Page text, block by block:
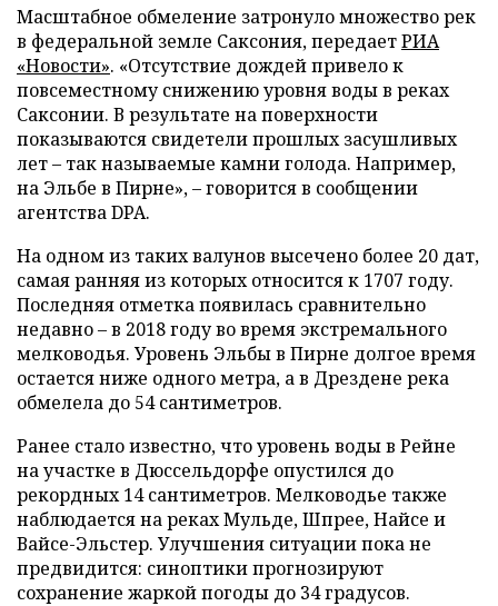
Масштабное обмеление затронуло множество рек
в федеральной земле Саксония, передаетРИА
«Новости». «Отсутствие дождей привело к
повсеместному снижению уровня воды в реках
Саксонии. В результате на поверхности
показываются свидетели прошлых засушливых
лет – так называемые камни голода. Например,
на Эльбе в Пирне», – говорится в сообщении
агентства DPA.
На одном из таких валунов высечено более 20 дат,
самая ранняя из которых относится к 1707 году.
Последняя отметка появилась сравнительно
недавно – в 2018 году во время экстремального
мелководья. Уровень Эльбы в Пирне долгое время
остается ниже одного метра, а в Дрездене река
обмелела до 54 сантиметров.
Ранее стало известно, что уровень воды в Рейне
на участке в Дюссельдорфе опустился до
рекордных 14 сантиметров. Мелководье также
наблюдается на реках Мульде, Шпрее, Найсе и
Вайсе-Эльстер. Улучшения ситуации пока не
предвидится: синоптики прогнозируют
сохранение жаркой погоды до 34 градусов.